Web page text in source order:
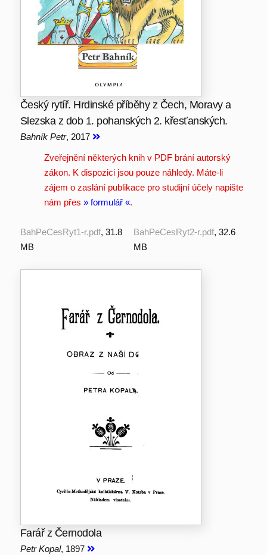
Český rytíř. Hrdinské příběhy z Čech, Moravy a
Slezska z dob 1. pohanských 2. křesťanských.
Bahník Petr, 2017
Zveřejnění některých knih v PDF brání autorský
zákon. K dispozici jsou pouze náhledy. Máte-li
zájem o zaslání publikace pro studijní účely napište
nám přes » formulář «.
BahPeCesRyt1-r.pdf, 31.8
MB
BahPeCesRyt2-r.pdf, 32.6
MB
Farář z Černodola
Petr Kopal, 1897